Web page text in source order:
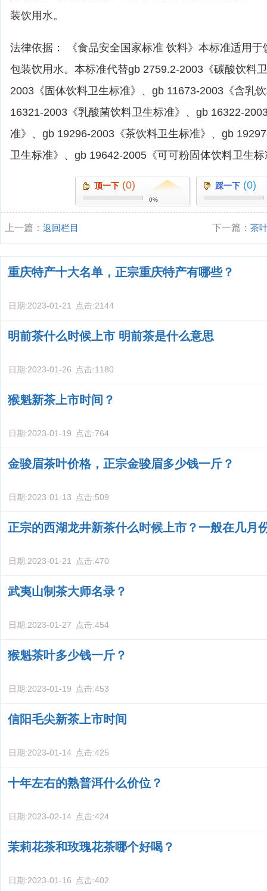
装饮用水。
法律依据： 《食品安全国家标准 饮料》本标准适用
包装饮用水。本标准代替gb 2759.2-2003《碳酸饮料
2003《固体饮料卫生标准》、gb 11673-2003《含乳
16321-2003《乳酸菌饮料卫生标准》、gb 16322-
准》、gb 19296-2003《茶饮料卫生标准》、gb
卫生标准》、gb 19642-2005《可可粉固体饮料卫生
顶一下 (0)
0%
踩一下 (0)
上一篇： 返回栏目 下一篇：茶
代号大全)
重庆特产十大名单，正宗重庆特产有哪些？
日期:2023-01-21 点击:2144
明前茶什么时候上市 明前茶是什么意思
日期:2023-01-26 点击:1180
猴魁新茶上市时间？
日期:2023-01-19 点击:764
金骏眉茶叶价格，正宗金骏眉多少钱一斤？
日期:2023-01-13 点击:509
正宗的西湖龙井新茶什么时候上市？一般在几月
日期:2023-01-21 点击:470
武夷山制茶大师名录？
日期:2023-01-27 点击:454
猴魁茶叶多少钱一斤？
日期:2023-01-19 点击:453
信阳毛尖新茶上市时间
日期:2023-01-14 点击:425
十年左右的熟普洱什么价位？
日期:2023-02-14 点击:424
茉莉花茶和玫瑰花茶哪个好喝？
日期:2023-01-16 点击:402